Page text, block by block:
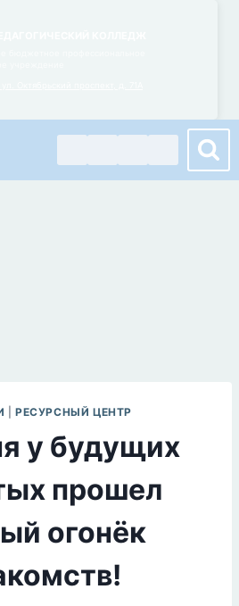
Октябрьский проспект, д. 71А
|РЕСУРСНЫЙ ЦЕНТР
у будущих
прошел
огонёк